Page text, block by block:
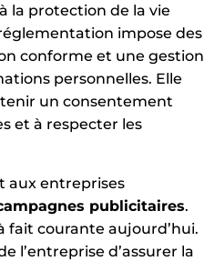
la protection de la vie
impose des
conforme et une gestion
personnelles. Elle
un consentement
et à respecter les
aux entreprises
publicitaires.
courante aujourd’hui.
l’entreprise d’assurer la